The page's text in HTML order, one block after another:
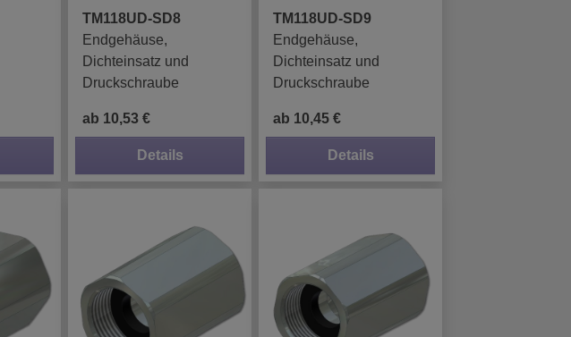
TM118UD-SD8
Endgehäuse,
Dichteinsatz und
Druckschraube
ab 10,53 €
Details
TM118UD-SD9
Endgehäuse,
Dichteinsatz und
Druckschraube
ab 10,45 €
Details